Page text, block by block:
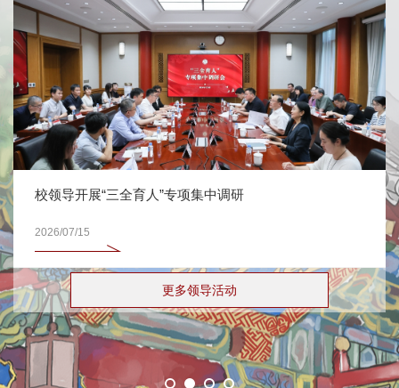
校领导开展“三全育人”专项集中调研
2026/07/15
更多领导活动